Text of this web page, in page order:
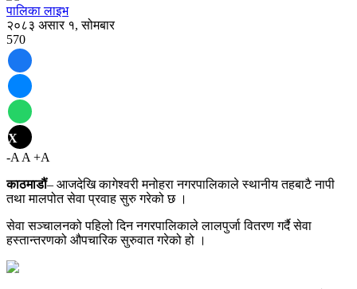
पालिका लाइभ
२०८३ असार १, सोमबार
570
X
-A A +A
काठमाडौं– आजदेखि कागेश्वरी मनोहरा नगरपालिकाले स्थानीय तहबाटै नापी
तथा मालपोत सेवा प्रवाह सुरु गरेको छ ।
सेवा सञ्चालनको पहिलो दिन नगरपालिकाले लालपुर्जा वितरण गर्दै सेवा
हस्तान्तरणको औपचारिक सुरुवात गरेको हो ।